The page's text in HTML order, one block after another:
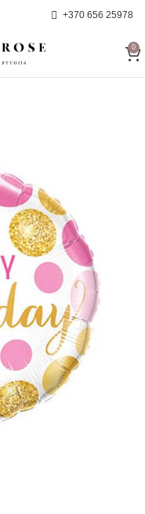
+370 656 25978
0